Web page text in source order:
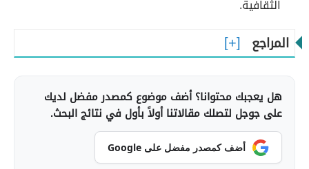
الثقافية.
المراجع
هل يعجبك محتوانا؟ أضف موضوع كمصدر مفضل لديك
على جوجل لتصلك مقالاتنا أولاً بأول في نتائج البحث.
أضف كمصدر مفضل على Google